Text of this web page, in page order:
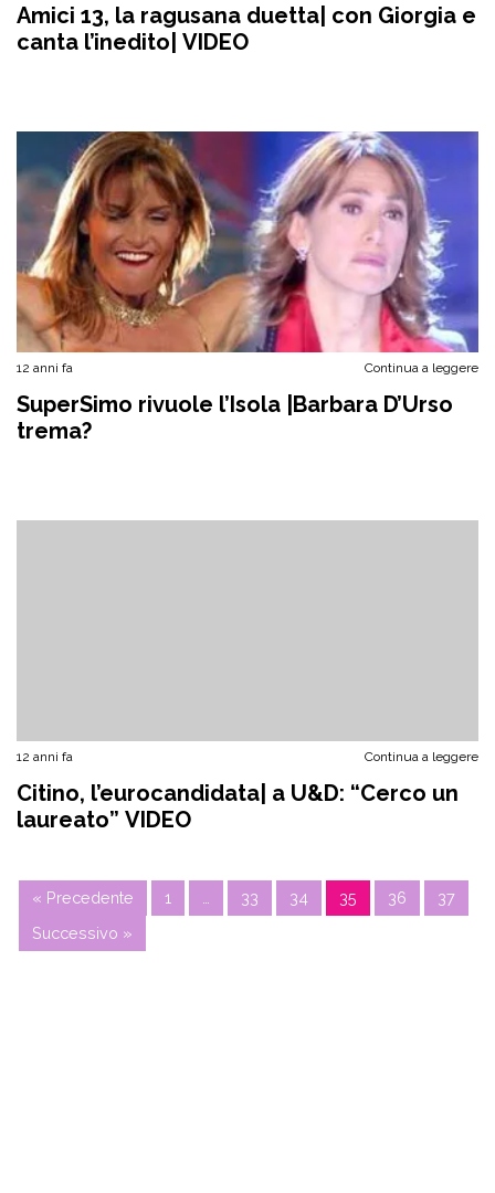
Amici 13, la ragusana duetta| con Giorgia e
canta l’inedito| VIDEO
12 anni fa Continua a leggere
SuperSimo rivuole l’Isola |Barbara D’Urso
trema?
12 anni fa Continua a leggere
Citino, l’eurocandidata| a U&D: “Cerco un
laureato” VIDEO
« Precedente 1 33 34 35 36
37
Successivo »